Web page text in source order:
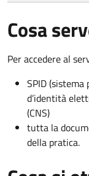
Cosa
Per accedere al
SPID
d’identità
(CNS)
tutta la
della pratica.